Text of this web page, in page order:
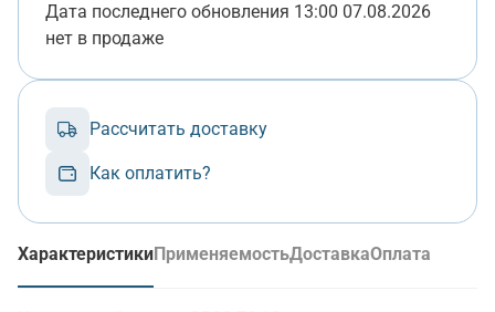
Дата последнего обновления 13:00 07.08.2026
нет в продаже
Рассчитать доставку
Как оплатить?
Характеристики
(активная вкладка)
ПрименяемостьДоставкаОплата